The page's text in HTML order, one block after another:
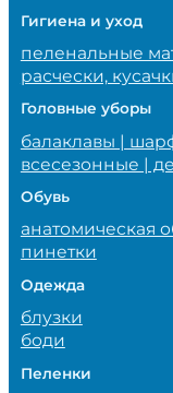
Гигиена и уход
пеленальные
расчески,
Головные уборы
балаклавы |
всесезонные |
Обувь
анатомическая
пинетки
Одежда
блузки
боди
Пеленки